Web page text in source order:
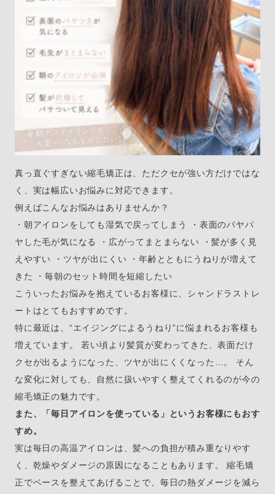
真っ直ぐすぎない縮毛矯正は、ただクセが強い方だけではな
く、実は幅広いお悩みに対応できます。
例えばこんなお悩みはありませんか？
・朝アイロンをしても湿気で戻ってしまう ・表面のパヤパ
ヤした毛が気になる ・広がってまとまらない ・髪が多く見
えやすい ・ツヤが出にくい ・年齢とともにうねりが増えて
きた ・毎朝のセット時間を短縮したい
こういったお悩みを抱えているお客様に、シャンドラストレ
ートはとてもおすすめです。
特に最近は、“エイジングによるうねり”に悩まれるお客様も
増えています。 若い頃より髪質が変わってきた、表面だけ
クセが出るようになった、ツヤが出にくくなった…。 そん
な変化に対しても、自然に扱いやすく整えてくれるのが今の
縮毛矯正の魅力です。
また、「毎日アイロンを使っている」というお客様にもおす
すめ。
実は毎日の高温アイロンは、髪への負担が積み重なりやす
く、乾燥やダメージの原因になることもあります。 縮毛矯
正でベースを整えてあげることで、毎日の熱ダメージを減ら